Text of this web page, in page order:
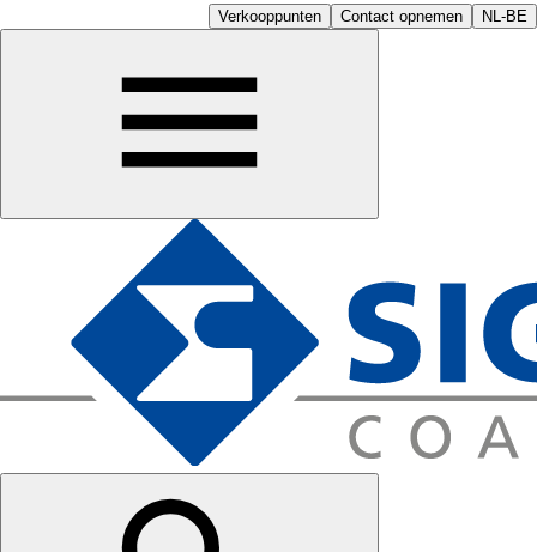
Verkooppunten Contact opnemen NL-BE